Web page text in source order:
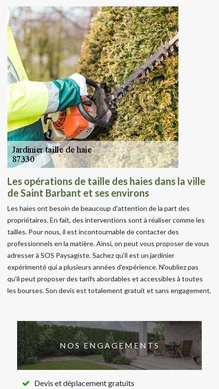
Les opérations de taille des haies dans la ville
de Saint Barbant et ses environs
Les haies ont besoin de beaucoup d'attention de la part des
propriétaires. En fait, des interventions sont à réaliser comme les
tailles. Pour nous, il est incontournable de contacter des
professionnels en la matière. Ainsi, on peut vous proposer de vous
adresser à SOS Paysagiste. Sachez qu'il est un jardinier
expérimenté qui a plusieurs années d'expérience. N'oubliez pas
qu'il peut proposer des tarifs abordables et accessibles à toutes
les bourses. Son devis est totalement gratuit et sans engagement.
NOS ENGAGEMENTS
Devis et déplacement gratuits